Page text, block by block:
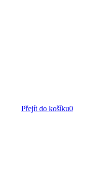
Přejít do košíku0